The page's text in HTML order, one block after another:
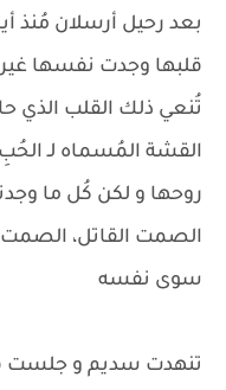
بعد رحيل أرسلان مُنذ
قلبها وجدت نفسها غير
تُنعي ذلك القلب الذي
القشة المُسماه لـ
روحها و لكن كُل ما
الصمت القاتل، الصمت
سوى نفسه
تنهدت سديم و جلست